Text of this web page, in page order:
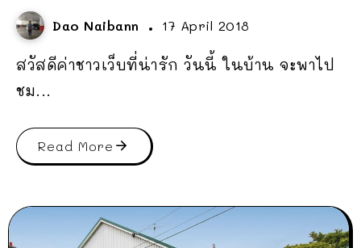
Dao Naibann 17 April 2018
สวัสดีค่าชาวเว็บที่น่ารัก วันนี้ ในบ้าน จะพาไป
ชม...
Read More